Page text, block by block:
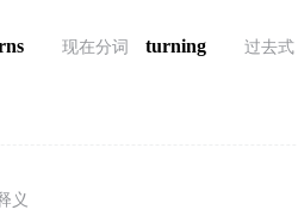
现在分词 turning 过去式
义